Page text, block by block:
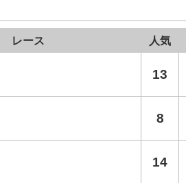
レース 人気
13
8
14